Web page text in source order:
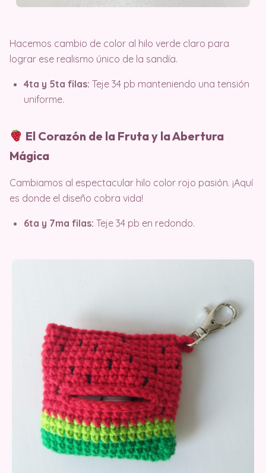
Hacemos cambio de color al hilo verde claro para
lograr ese realismo único de la sandía.
4ta y 5ta filas: Teje 34 pb manteniendo una tensión
uniforme.
El Corazón de la Fruta y la Abertura
Mágica
Cambiamos al espectacular hilo color rojo pasión. ¡Aquí
es donde el diseño cobra vida!
6ta y 7ma filas: Teje 34 pb en redondo.